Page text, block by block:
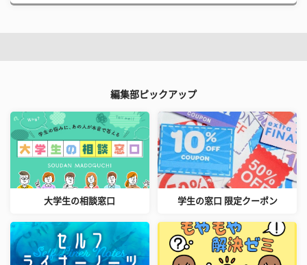
編集部ピックアップ
大学生の相談窓口 学生の窓口 限定クーポン